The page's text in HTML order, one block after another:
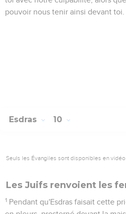
pouvoir nous tenir ainsi devant toi.
Esdras 10
Seuls les Évangiles sont disponibles en vidéo
Les Juifs renvoient les
1 Pendant qu'Esdras faisait cette